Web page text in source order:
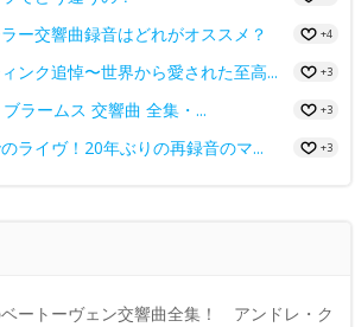
ー交響曲録音はどれがオススメ？ +4
ンク追悼〜世界から愛された至高... +3
ラームス 交響曲 全集・... +3
ライヴ！20年ぶりの再録音のマ... +3
ートーヴェン交響曲全集！ アンドレ・ク